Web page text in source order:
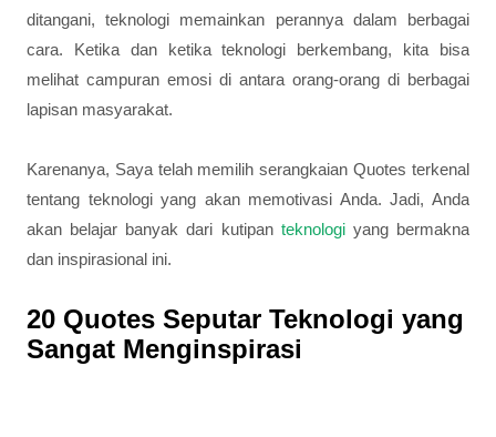
ditangani, teknologi memainkan perannya dalam berbagai
cara. Ketika dan ketika teknologi berkembang, kita bisa
melihat campuran emosi di antara orang-orang di berbagai
lapisan masyarakat.
Karenanya, Saya telah memilih serangkaian Quotes terkenal
tentang teknologi yang akan memotivasi Anda. Jadi, Anda
akan belajar banyak dari kutipan teknologiyang bermakna
dan inspirasional ini.
20 Quotes Seputar Teknologi yang
Sangat Menginspirasi